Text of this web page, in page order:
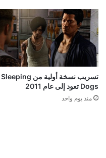
تسريب نسخة أولية من Sleeping
Dogs تعود إلى عام 2011
منذ يوم واحد